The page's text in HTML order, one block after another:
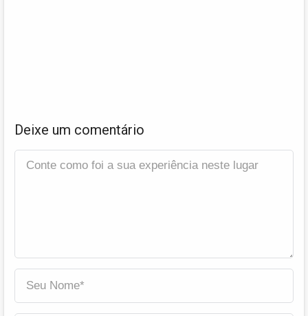
Deixe um comentário